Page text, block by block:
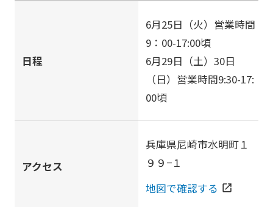
日程
6月25日（火）営業時間
9：00-17:00頃
6月29日（土）30日
（日）営業時間9:30-17:
00頃
アクセス
兵庫県尼崎市水明町１
９９−１
地図で確認する open_in_new